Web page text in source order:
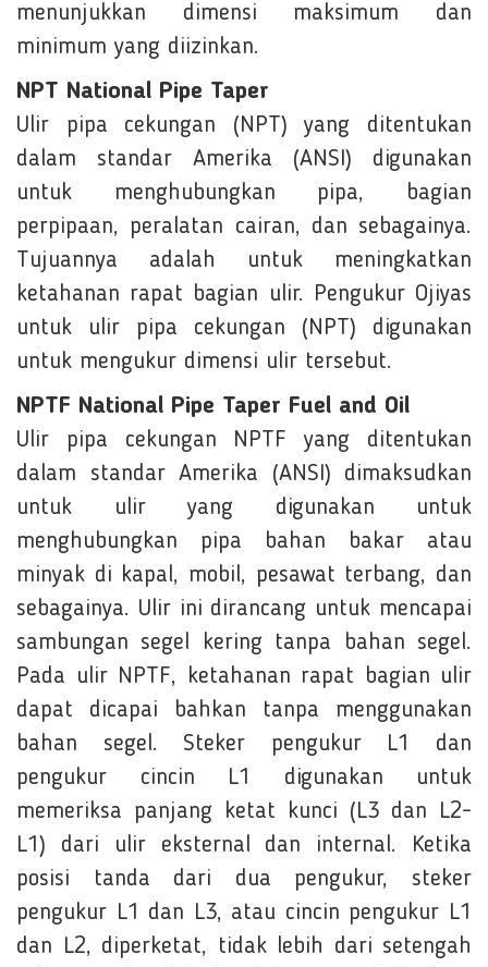
menunjukkan dimensi maksimum dan
minimum yang diizinkan.
NPT National Pipe Taper
Ulir pipa cekungan (NPT) yang ditentukan
dalam standar Amerika (ANSI) digunakan
untuk menghubungkan pipa, bagian
perpipaan, peralatan cairan, dan sebagainya.
Tujuannya adalah untuk meningkatkan
ketahanan rapat bagian ulir. Pengukur Ojiyas
untuk ulir pipa cekungan (NPT) digunakan
untuk mengukur dimensi ulir tersebut.
NPTF National Pipe Taper Fuel and Oil
Ulir pipa cekungan NPTF yang ditentukan
dalam standar Amerika (ANSI) dimaksudkan
untuk ulir yang digunakan untuk
menghubungkan pipa bahan bakar atau
minyak di kapal, mobil, pesawat terbang, dan
sebagainya. Ulir ini dirancang untuk mencapai
sambungan segel kering tanpa bahan segel.
Pada ulir NPTF, ketahanan rapat bagian ulir
dapat dicapai bahkan tanpa menggunakan
bahan segel. Steker pengukur L1 dan
pengukur cincin L1 digunakan untuk
memeriksa panjang ketat kunci (L3 dan L2-
L1) dari ulir eksternal dan internal. Ketika
posisi tanda dari dua pengukur, steker
pengukur L1 dan L3, atau cincin pengukur L1
dan L2, diperketat, tidak lebih dari setengah